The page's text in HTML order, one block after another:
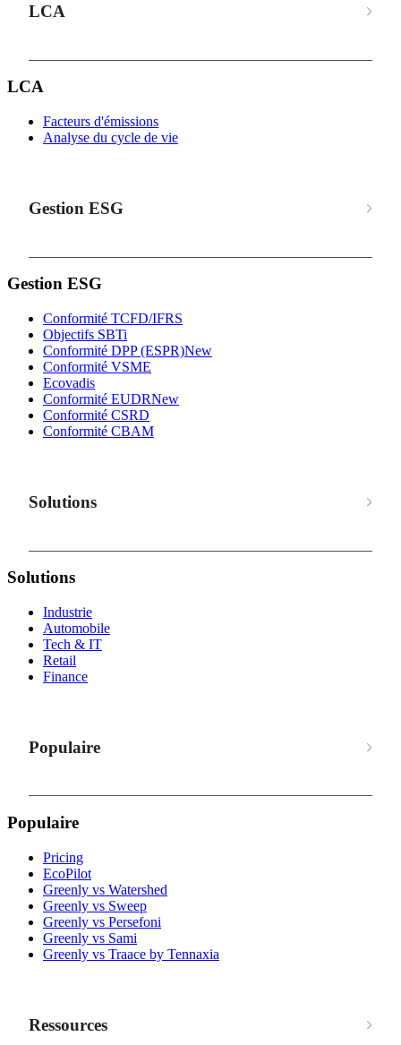
LCA
LCA
Facteurs d'émissions
Analyse du cycle de vie
Gestion ESG
Gestion ESG
Conformité TCFD/IFRS
Objectifs SBTi
Conformité DPP (ESPR)New
Conformité VSME
Ecovadis
Conformité EUDRNew
Conformité CSRD
Conformité CBAM
Solutions
Solutions
Industrie
Automobile
Tech & IT
Retail
Finance
Populaire
Populaire
Pricing
EcoPilot
Greenly vs Watershed
Greenly vs Sweep
Greenly vs Persefoni
Greenly vs Sami
Greenly vs Traace by Tennaxia
Ressources